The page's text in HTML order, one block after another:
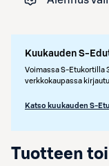
Kuukauden S-
Voimassa S-Etukortilla
verkkokaupassa
Katso kuukauden S-
Tuotteen